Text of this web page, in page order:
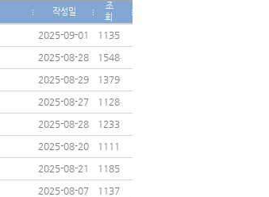
작성일
조
회
2025-09-01
1135
2025-08-28
1548
2025-08-29
1379
2025-08-27
1128
2025-08-28
1233
2025-08-20
1111
2025-08-21
1185
2025-08-07
1137